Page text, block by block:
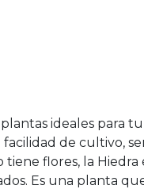
ideales para
facilidad de cultivo,
tiene flores, la
Es una planta